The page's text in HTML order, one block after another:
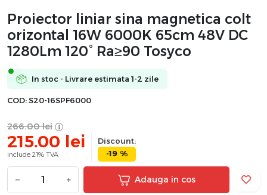
Proiector liniar sina magnetica colt
orizontal 16W 6000K 65cm 48V DC
1280Lm 120° Ra≥90 Tosyco
In stoc - Livrare estimata 1-2 zile
COD: S20-16SPF6000
266.00 lei
215.00 lei
include 21% TVA
Discount:
-19 %
− + Adauga in cos